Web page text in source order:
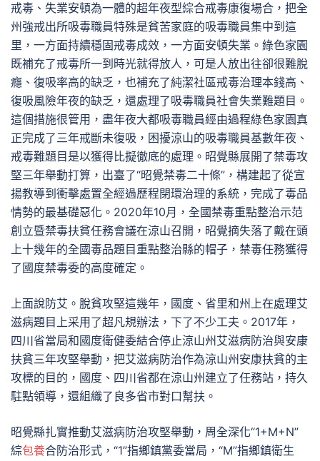
戒毒、失業安頓為一體的超年夜型綜合戒毒康復場合，把全
州強戒出所吸毒職員特殊是貧苦家庭的吸毒職員集中到這
里，一方面持續穩固戒毒成效，一方面安頓失業。綠色家園
既補充了戒毒所一到時光就得放人，可是人放出往卻很難脫
癮、復吸率高的缺乏，也補充了純潔社區戒毒治理本錢高、
復吸風險年夜的缺乏，還處理了吸毒職員社會失業難題目。
這個措施很管用，盡年夜大都吸毒職員經由過程綠色家園真
正完成了三年戒斷未復吸，困擾涼山的吸毒職員基數年夜、
戒毒難題目是以獲得比擬徹底的處理。昭覺縣展開了禁毒攻
堅三年舉動打算，出臺了“昭覺禁毒二十條”，構建起了從宣
揚教導到衝擊處置全經過歷程閉環治理的系統，完成了毒品
情勢的最基礎惡化。2020年10月，全國禁毒重點整治示范
創立暨禁毒扶貧任務會議在涼山召開，昭覺摘失落了戴在頭
上十幾年的全國毒品題目重點整治縣的帽子，禁毒任務獲得
了國度禁毒委的高度確定。
上面說防艾。脫貧攻堅這幾年，國度、省里和州上在處理艾
滋病題目上采用了超凡規辦法，下了不少工夫。2017年，
四川省當局和國度衛健委結合停止涼山州艾滋病防治與安康
扶貧三年攻堅舉動，把艾滋病防治作為涼山州安康扶貧的主
攻標的目的，國度、四川省都在涼山州建立了任務站，持久
駐點領導，還組織了良多省市對口幫扶。
昭覺縣扎實推動艾滋病防治攻堅舉動，周全深化“1+M+N”
綜包養合防治形式，“1”指鄉鎮黨委當局，“M”指鄉鎮衛生